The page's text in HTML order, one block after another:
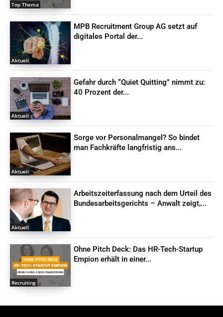
Top Thema
Aktuell
MPB Recruitment Group AG setzt auf
digitales Portal der...
Aktuell
Gefahr durch “Quiet Quitting” nimmt zu:
40 Prozent der...
Aktuell
Sorge vor Personalmangel? So bindet
man Fachkräfte langfristig ans...
Aktuell
Arbeitszeiterfassung nach dem Urteil des
Bundesarbeitsgerichts – Anwalt zeigt,...
Recruiting
Ohne Pitch Deck: Das HR-Tech-Startup
Empion erhält in einer...